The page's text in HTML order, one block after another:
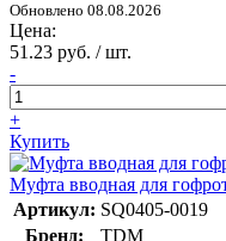
Обновлено 08.08.2026
Цена:
51.23 руб. / шт.
-
+
Купить
Муфта вводная для
Артикул: SQ0405-0019
Бренд:
TDM